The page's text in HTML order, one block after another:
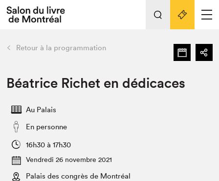
L'événement
Préparer sa visite au Salon
Actualités
SLM PRO
retour Nos activités
Préparer sa visite
Salon au Palais
Projets partenaires
Liens pratiques
Retour à la programmation
Béatrice Richet en dédicaces
Au Palais
En personne
16h30 à 17h30
Vendredi 26 novembre 2021
Palais des congrès de Montréal